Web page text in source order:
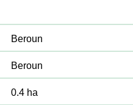
Beroun
Beroun
0.4 ha